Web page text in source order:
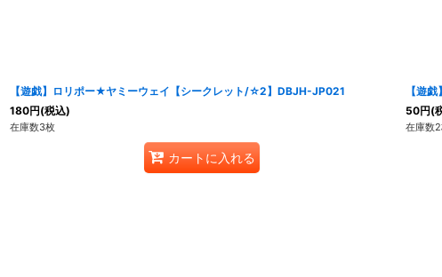
【遊戯】ロリポー★ヤミーウェイ【シークレット/☆2】DBJH-JP021
180円(税込)
在庫数3枚
カートに入れる
【遊
50円(
在庫数